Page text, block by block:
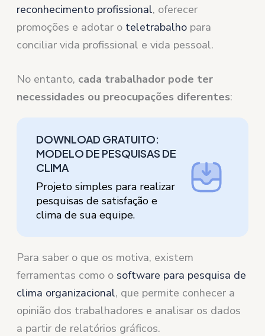
reconhecimento profissional, oferecer
promoções e adotar o teletrabalho para
conciliar vida profissional e vida pessoal.
No entanto, cada trabalhador pode ter
necessidades ou preocupações diferentes:
DOWNLOAD GRATUITO:
MODELO DE PESQUISAS DE
CLIMA
Projeto simples para realizar
pesquisas de satisfação e
clima de sua equipe.
Para saber o que os motiva, existem
ferramentas como o software para pesquisa de
clima organizacional, que permite conhecer a
opinião dos trabalhadores e analisar os dados
a partir de relatórios gráficos.